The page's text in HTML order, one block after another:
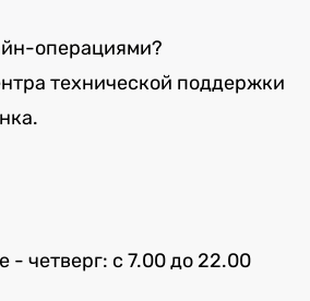
операциями?
технической поддержки
- четверг: c 7.00 до 22.00